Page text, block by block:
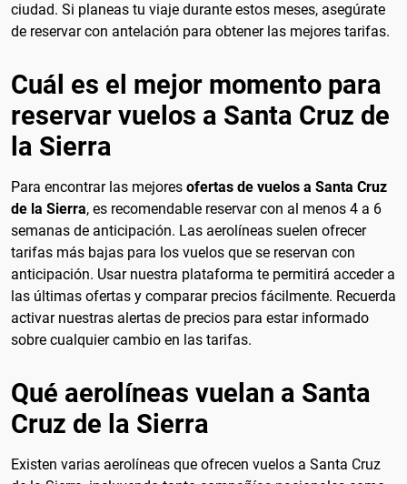
ciudad. Si planeas tu viaje durante estos meses, asegúrate
de reservar con antelación para obtener las mejores tarifas.
Cuál es el mejor momento para
reservar vuelos a Santa Cruz de
la Sierra
Para encontrar las mejores ofertas de vuelos a Santa Cruz
de la Sierra, es recomendable reservar con al menos 4 a 6
semanas de anticipación. Las aerolíneas suelen ofrecer
tarifas más bajas para los vuelos que se reservan con
anticipación. Usar nuestra plataforma te permitirá acceder a
las últimas ofertas y comparar precios fácilmente. Recuerda
activar nuestras alertas de precios para estar informado
sobre cualquier cambio en las tarifas.
Qué aerolíneas vuelan a Santa
Cruz de la Sierra
Existen varias aerolíneas que ofrecen vuelos a Santa Cruz